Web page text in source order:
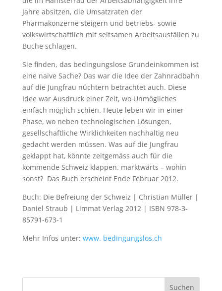
Jahre absitzen, die Umsatzraten der
Pharmakonzerne steigern und betriebs- sowie
volkswirtschaftlich mit seltsamen Arbeitsausfällen zu
Buche schlagen.
Sie finden, das bedingungslose Grundeinkommen ist
eine naive Sache? Das war die Idee der Zahnradbahn
auf die Jungfrau nüchtern betrachtet auch. Diese
Idee war Ausdruck einer Zeit, wo Unmögliches
einfach möglich schien. Heute leben wir in einer
Phase, wo neben technologischen Lösungen,
gesellschaftliche Wirklichkeiten nachhaltig neu
gedacht werden müssen. Was auf die Jungfrau
geklappt hat, könnte zeitgemäss auch für die
kommende Schweiz klappen. marktwärts – wohin
sonst? Das Buch erscheint Ende Februar 2012.
Buch: Die Befreiung der Schweiz | Christian Müller |
Daniel Straub | Limmat Verlag 2012 | ISBN 978-3-
85791-673-1
Mehr Infos unter: www. bedingungslos.ch